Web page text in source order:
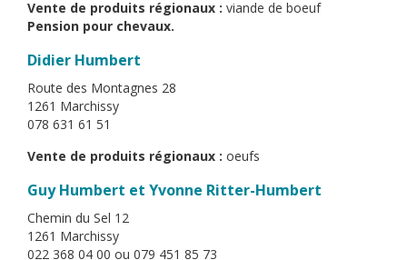
Vente de produits régionaux : viande de boeuf
Pension pour chevaux.
Didier Humbert
Route des Montagnes 28
1261 Marchissy
078 631 61 51
Vente de produits régionaux : oeufs
Guy Humbert et Yvonne Ritter-Humbert
Chemin du Sel 12
1261 Marchissy
022 368 04 00 ou 079 451 85 73